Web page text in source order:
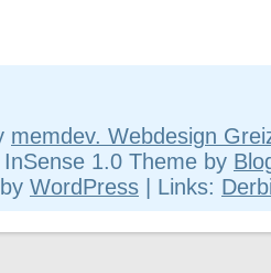
memdev. Webdesign
InSense 1.0 Theme by
WordPress | Links: